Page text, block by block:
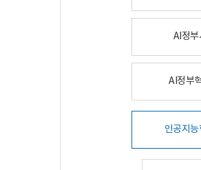
AI정부
AI정부
인공지